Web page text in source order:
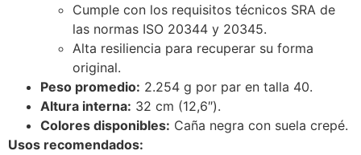
Cumple con los requisitos técnicos SRA de
las normas ISO 20344 y 20345.
Alta resiliencia para recuperar su forma
original.
Peso promedio: 2.254 g por par en talla 40.
Altura interna: 32 cm (12,6″).
Colores disponibles: Caña negra con suela crepé.
Usos recomendados: